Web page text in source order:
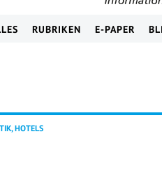
RUBRIKEN E-PAPER
HOTELS